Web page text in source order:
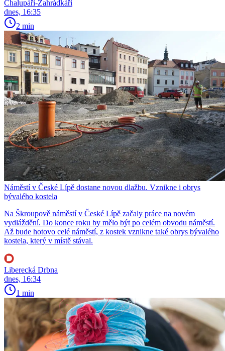
Chalupáři-Zahrádkáři
dnes, 16:35
2 min
Náměstí v České Lípě dostane novou dlažbu. Vznikne i obrys
bývalého kostela
Na Škroupově náměstí v České Lípě začaly práce na novém
vydláždění. Do konce roku by mělo být po celém obvodu náměstí.
Až bude hotovo celé náměstí, z kostek vznikne také obrys bývalého
kostela, který v místě stával.
Liberecká Drbna
dnes, 16:34
1 min